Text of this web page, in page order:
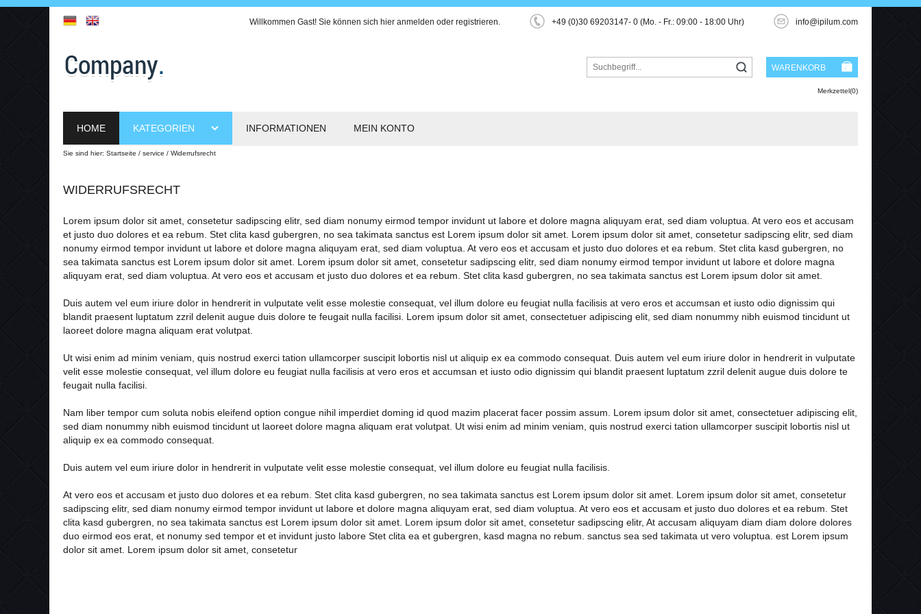
Willkommen Gast! Sie können sich hier anmelden oder registrieren. +49 (0)30 69203147- 0 (Mo. - Fr.: 09:00 - 18:00 Uhr) info@ipilum.com
WARENKORB
Merkzettel(0)
HOME KATEGORIEN INFORMATIONEN MEIN KONTO
Sie sind hier: Startseite service Widerrufsrecht
WIDERRUFSRECHT
Lorem ipsum dolor sit amet, consetetur sadipscing elitr, sed diam nonumy eirmod tempor invidunt ut labore et dolore magna aliquyam erat, sed diam voluptua. At vero eos et accusam
et justo duo dolores et ea rebum. Stet clita kasd gubergren, no sea takimata sanctus est Lorem ipsum dolor sit amet. Lorem ipsum dolor sit amet, consetetur sadipscing elitr, sed diam
nonumy eirmod tempor invidunt ut labore et dolore magna aliquyam erat, sed diam voluptua. At vero eos et accusam et justo duo dolores et ea rebum. Stet clita kasd gubergren, no
sea takimata sanctus est Lorem ipsum dolor sit amet. Lorem ipsum dolor sit amet, consetetur sadipscing elitr, sed diam nonumy eirmod tempor invidunt ut labore et dolore magna
aliquyam erat, sed diam voluptua. At vero eos et accusam et justo duo dolores et ea rebum. Stet clita kasd gubergren, no sea takimata sanctus est Lorem ipsum dolor sit amet.
Duis autem vel eum iriure dolor in hendrerit in vulputate velit esse molestie consequat, vel illum dolore eu feugiat nulla facilisis at vero eros et accumsan et iusto odio dignissim qui
blandit praesent luptatum zzril delenit augue duis dolore te feugait nulla facilisi. Lorem ipsum dolor sit amet, consectetuer adipiscing elit, sed diam nonummy nibh euismod tincidunt ut
laoreet dolore magna aliquam erat volutpat.
Ut wisi enim ad minim veniam, quis nostrud exerci tation ullamcorper suscipit lobortis nisl ut aliquip ex ea commodo consequat. Duis autem vel eum iriure dolor in hendrerit in vulputate
velit esse molestie consequat, vel illum dolore eu feugiat nulla facilisis at vero eros et accumsan et iusto odio dignissim qui blandit praesent luptatum zzril delenit augue duis dolore te
feugait nulla facilisi.
Nam liber tempor cum soluta nobis eleifend option congue nihil imperdiet doming id quod mazim placerat facer possim assum. Lorem ipsum dolor sit amet, consectetuer adipiscing elit,
sed diam nonummy nibh euismod tincidunt ut laoreet dolore magna aliquam erat volutpat. Ut wisi enim ad minim veniam, quis nostrud exerci tation ullamcorper suscipit lobortis nisl ut
aliquip ex ea commodo consequat.
Duis autem vel eum iriure dolor in hendrerit in vulputate velit esse molestie consequat, vel illum dolore eu feugiat nulla facilisis.
At vero eos et accusam et justo duo dolores et ea rebum. Stet clita kasd gubergren, no sea takimata sanctus est Lorem ipsum dolor sit amet. Lorem ipsum dolor sit amet, consetetur
sadipscing elitr, sed diam nonumy eirmod tempor invidunt ut labore et dolore magna aliquyam erat, sed diam voluptua. At vero eos et accusam et justo duo dolores et ea rebum. Stet
clita kasd gubergren, no sea takimata sanctus est Lorem ipsum dolor sit amet. Lorem ipsum dolor sit amet, consetetur sadipscing elitr, At accusam aliquyam diam diam dolore dolores
duo eirmod eos erat, et nonumy sed tempor et et invidunt justo labore Stet clita ea et gubergren, kasd magna no rebum. sanctus sea sed takimata ut vero voluptua. est Lorem ipsum
dolor sit amet. Lorem ipsum dolor sit amet, consetetur